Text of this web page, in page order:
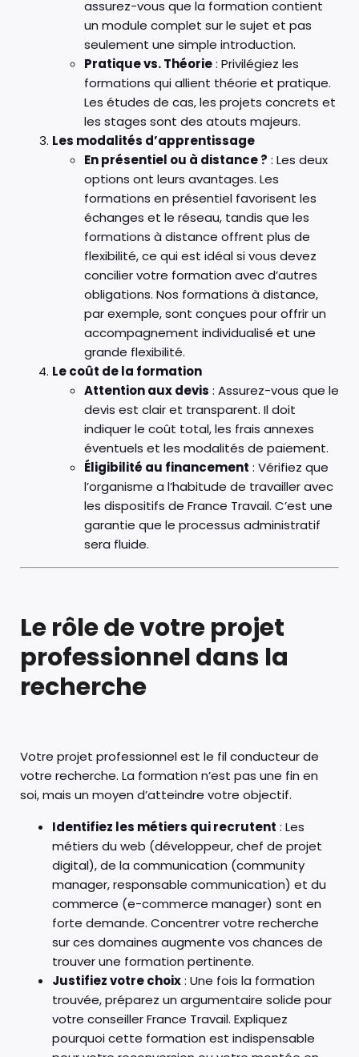
assurez-vous que la formation contient
un module complet sur le sujet et pas
seulement une simple introduction.
Pratique vs. Théorie: Privilégiez les
formations qui allient théorie et pratique.
Les études de cas, les projets concrets et
les stages sont des atouts majeurs.
Les modalités d’apprentissage
En présentiel ou à distance ? : Les deux
options ont leurs avantages. Les
formations en présentiel favorisent les
échanges et le réseau, tandis que les
formations à distance offrent plus de
flexibilité, ce qui est idéal si vous devez
concilier votre formation avec d’autres
obligations. Nos formations à distance,
par exemple, sont conçues pour offrir un
accompagnement individualisé et une
grande flexibilité.
Le coût de la formation
Attention aux devis : Assurez-vous que le
devis est clair et transparent. Il doit
indiquer le coût total, les frais annexes
éventuels et les modalités de paiement.
Éligibilité au financement : Vérifiez que
l’organisme a l’habitude de travailler avec
les dispositifs de France Travail. C’est une
garantie que le processus administratif
sera fluide.
Le rôle de votre projet
professionnel dans la
recherche
Votre projet professionnel est le fil conducteur de
votre recherche. La formation n’est pas une fin en
soi, mais un moyen d’atteindre votre objectif.
Identifiez les métiers qui recrutent : Les
métiers du web (développeur, chef de projet
digital), de la communication (community
manager, responsable communication) et du
commerce (e-commerce manager) sont en
forte demande. Concentrer votre recherche
sur ces domaines augmente vos chances de
trouver une formation pertinente.
Justifiez votre choix: Une fois la formation
trouvée, préparez un argumentaire solide pour
votre conseiller France Travail. Expliquez
pourquoi cette formation est indispensable